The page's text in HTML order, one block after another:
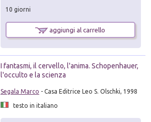
10 giorni
aggiungi al carrello
I fantasmi, il cervello, l'anima. Schopenhauer,
l'occulto e la scienza
Segala Marco - Casa Editrice Leo S. Olschki, 1998
testo in italiano